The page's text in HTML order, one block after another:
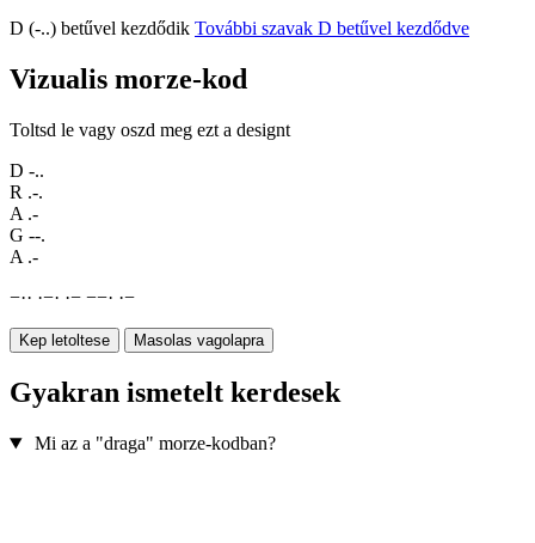
D (-..) betűvel kezdődik További szavak D betűvel kezdődve
Vizualis morze-kod
Toltsd le vagy oszd meg ezt a designt
D -..
R .-.
A .-
G --.
A .-
−·· ·−· ·− −−· ·−
Kep letoltese Masolas vagolapra
Gyakran ismetelt kerdesek
Mi az a "draga" morze-kodban?